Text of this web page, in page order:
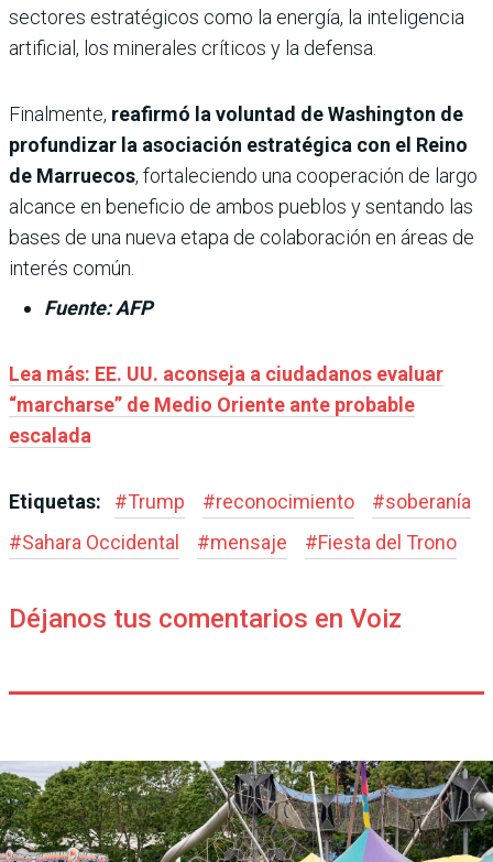
sectores estratégicos como la energía, la inteligencia
artificial, los minerales críticos y la defensa.
Finalmente, reafirmó la voluntad de Washington de
profundizar la asociación estratégica con el Reino
de Marruecos, fortaleciendo una cooperación de largo
alcance en beneficio de ambos pueblos y sentando las
bases de una nueva etapa de colaboración en áreas de
interés común.
Fuente: AFP
Lea más: EE. UU. aconseja a ciudadanos evaluar
“marcharse” de Medio Oriente ante probable
escalada
Etiquetas: #Trump #reconocimiento #soberanía
#Sahara Occidental #mensaje #Fiesta del Trono
Déjanos tus comentarios en Voiz